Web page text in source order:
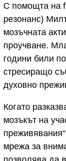
С помощта на
резонанс)
мозъчната
проучване.
години били
стресиращо
духовно
Когато
мозъкът на
мрежа за